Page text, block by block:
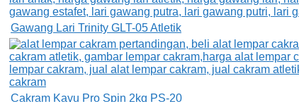
Gawang Lari Trinity GLT-05 Atletik
Cakram Kayu Pro Spin 2kg PS-20